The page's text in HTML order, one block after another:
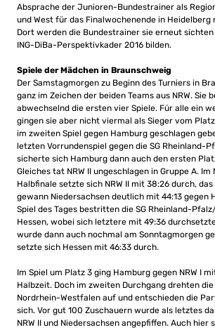
Absprache der Junioren-Bundestrainer als
und West für das Finalwochenende in
Dort werden die Bundestrainer sie erneut
ING-DiBa-Perspektivkader 2016 bilden.
Spiele der Mädchen in Braunschweig
Der Samstagmorgen zu Beginn des Turniers in
ganz im Zeichen der beiden Teams aus NRW. Sie
abwechselnd die ersten vier Spiele. Für alle ein
gingen sie aber nicht viermal als Sieger vom
im zweiten Spiel gegen Hamburg geschlagen
letzten Vorrundenspiel gegen die SG Rheinland-
sicherte sich Hamburg dann auch den ersten
Gleiches tat NRW II ungeschlagen in Gruppe A.
Halbfinale setzte sich NRW II mit 38:26 durch,
gewann Niedersachsen deutlich mit 44:13 gegen
Spiel des Tages bestritten die SG Rheinland-
Hessen, wobei sich letztere mit 49:36
wurde dann auch nochmal am Sonntagmorgen
setzte sich Hessen mit 46:33 durch.
Im Spiel um Platz 3 ging Hamburg gegen NRW I
Halbzeit. Doch im zweiten Durchgang drehten
Nordrhein-Westfalen auf und entschieden die
sich. Vor gut 100 Zuschauern wurde als letztes
NRW II und Niedersachsen angepfiffen. Auch hier